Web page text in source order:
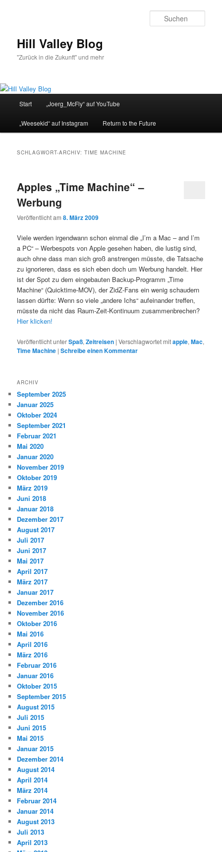
Hill Valley Blog
"Zurück in die Zukunft" und mehr
Start „Joerg_McFly“ auf YouTube
„Weesekid“ auf Instagram Return to the Future
SCHLAGWORT-ARCHIV:TIME MACHINE
Apples „Time Machine“ –
Werbung
Veröffentlicht am8. März 2009
Viele werden irgendwann schon einmal die „I’m a Mac – and I’m
a PC“ – Werbespots von Apple gesehen haben, die lustig sind,
auch ohne dass man sich groß anstrengen müsste, die Tatsache
zu ignorieren, dass es sich eben doch um Werbung handelt. Hier
ist der Spot zu dem eingebauten Backup-Programm „Time
Machine“ (Quicktime-MOV), der ZidZ-Fans ein wenig schaudern
lassen dürfte: Wenn so viele „andere Ichs“ aufeinander treffen,
müsste da nicht das Raum-Zeit-Kontinuum zusammenbrechen?
Hier klicken!
Veröffentlicht unterSpaß,Zeitreisen |Verschlagwortet mitapple,Mac,
Time Machine |Schreibe einen Kommentar
ARCHIV
September 2025
Januar 2025
Oktober 2024
September 2021
Februar 2021
Mai 2020
Januar 2020
November 2019
Oktober 2019
März 2019
Juni 2018
Januar 2018
Dezember 2017
August 2017
Juli 2017
Juni 2017
Mai 2017
April 2017
März 2017
Januar 2017
Dezember 2016
November 2016
Oktober 2016
Mai 2016
April 2016
März 2016
Februar 2016
Januar 2016
Oktober 2015
September 2015
August 2015
Juli 2015
Juni 2015
Mai 2015
Januar 2015
Dezember 2014
August 2014
April 2014
März 2014
Februar 2014
Januar 2014
August 2013
Juli 2013
April 2013